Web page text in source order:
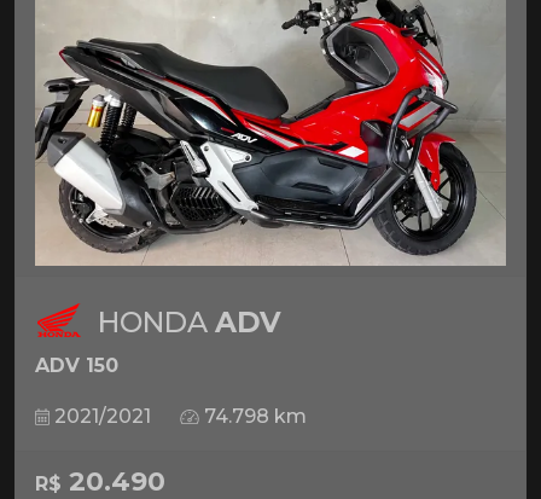
HONDA ADV
ADV 150
2021/2021 74.798 km
R$ 20.490